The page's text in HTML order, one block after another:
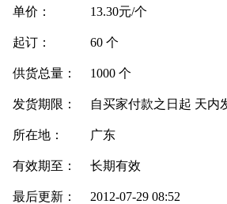
单价： 13.30元/个
起订： 60 个
供货总量： 1000 个
发货期限： 自买家付款之日起 天内
所在地： 广东
有效期至： 长期有效
最后更新： 2012-07-29 08:52